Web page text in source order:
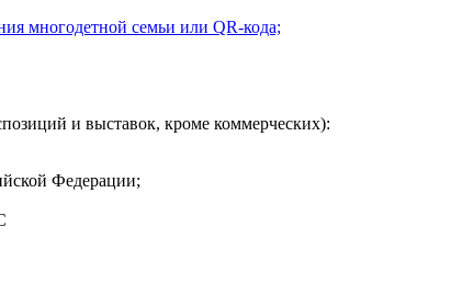
многодетной семьи или QR-кода;
и выставок, кроме коммерческих):
Федерации;